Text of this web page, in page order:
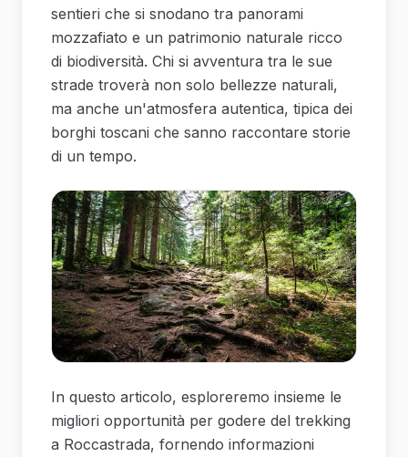
sentieri che si snodano tra panorami
mozzafiato e un patrimonio naturale ricco
di biodiversità. Chi si avventura tra le sue
strade troverà non solo bellezze naturali,
ma anche un'atmosfera autentica, tipica dei
borghi toscani che sanno raccontare storie
di un tempo.
In questo articolo, esploreremo insieme le
migliori opportunità per godere del trekking
a Roccastrada, fornendo informazioni